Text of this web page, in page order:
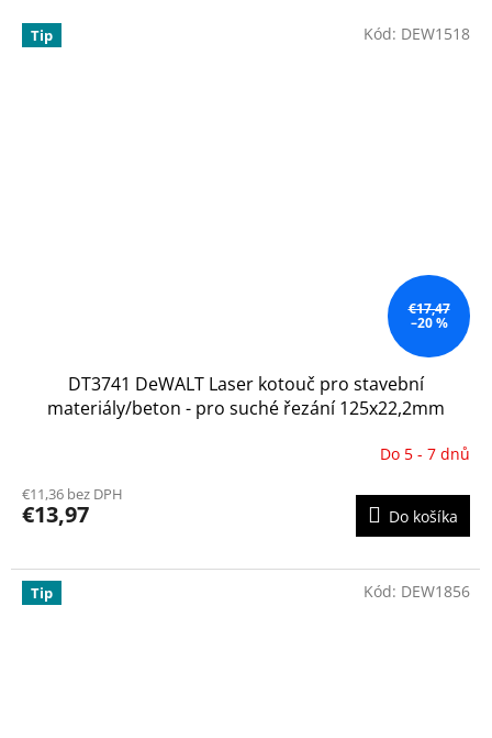
Tip
€17,47
–20 %
DT3741 DeWALT Laser kotouč pro stavební
materiály/beton - pro suché řezání 125x22,2mm
Do 5 - 7 dnů
€11,36 bez DPH
€13,97 Do košíka
Kód: DEW1518
Tip Kód: DEW1856